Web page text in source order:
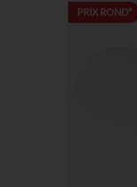
PRIX ROND*